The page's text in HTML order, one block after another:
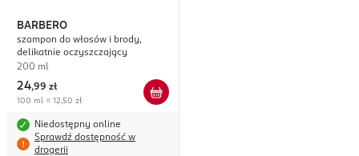
BARBERO
szampon do włosów i brody,
delikatnie oczyszczający
200 ml
24,99 zł
100 ml = 12,50 zł
Niedostępny online
Sprawdź dostępność w
drogerii